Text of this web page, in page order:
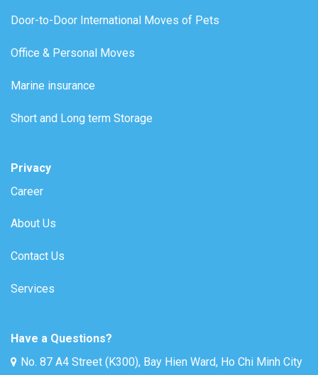
Door-to-Door International Moves of Pets
Office & Personal Moves
Marine insurance
Short and Long term Storage
Privacy
Career
About Us
Contact Us
Services
Have a Questions?
No. 87 A4 Street (K300), Bay Hien Ward, Ho Chi Minh City